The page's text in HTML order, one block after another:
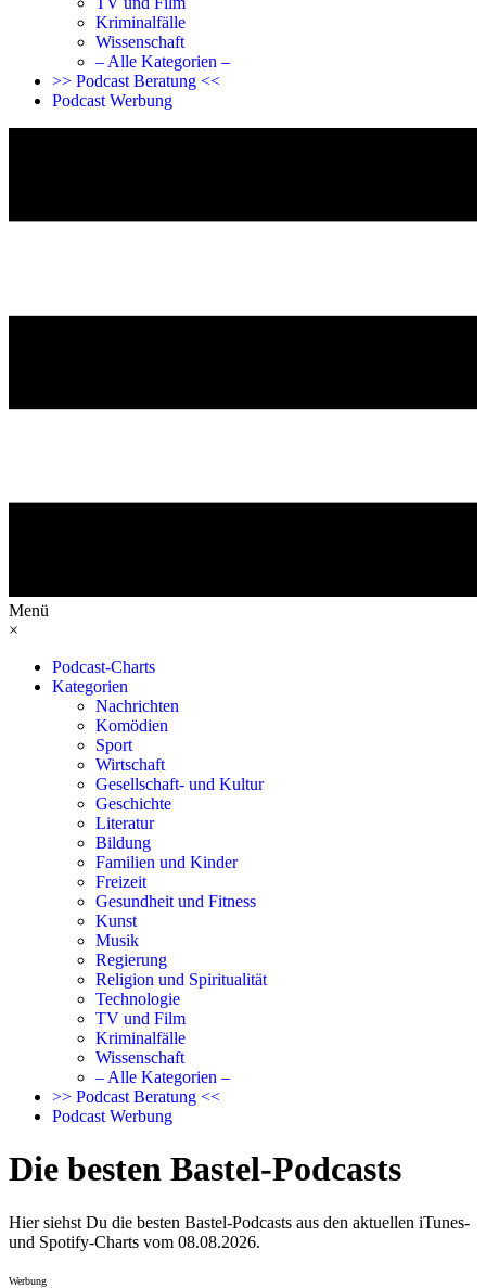
Kriminalfälle
Wissenschaft
– Alle Kategorien –
>> Podcast Beratung <<
Podcast Werbung
Menü
×
Podcast-Charts
Kategorien
Nachrichten
Komödien
Sport
Wirtschaft
Gesellschaft- und Kultur
Geschichte
Literatur
Bildung
Familien und Kinder
Freizeit
Gesundheit und Fitness
Kunst
Musik
Regierung
Religion und Spiritualität
Technologie
TV und Film
Kriminalfälle
Wissenschaft
– Alle Kategorien –
>> Podcast Beratung <<
Podcast Werbung
Die besten Bastel-Podcasts
Hier siehst Du die besten Bastel-Podcasts aus den aktuellen iTunes-
und Spotify-Charts vom 08.08.2026.
Werbung